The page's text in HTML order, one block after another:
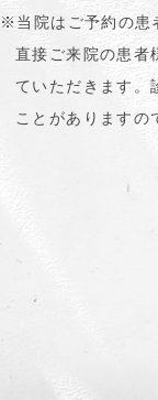
※当院はご予約の患
直接ご来院の患者
ていただきます。
ことがありますの